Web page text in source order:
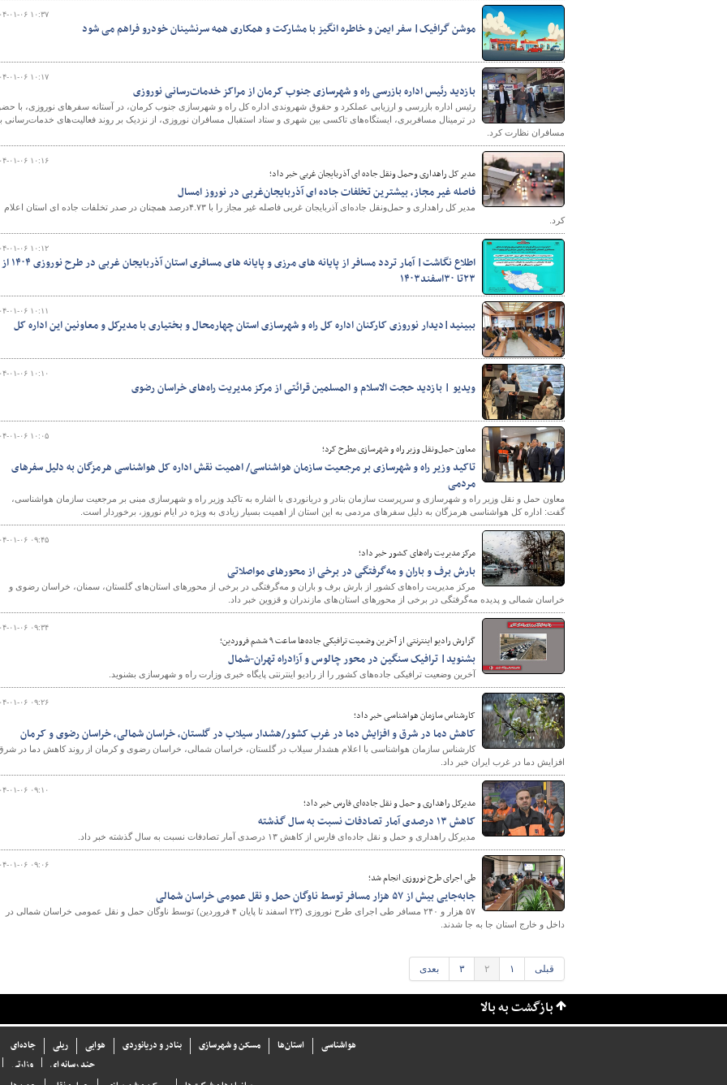
۱۴۰۴-۰۱-۰۶
موشن گرافیک| سفر ایمن و خاطره انگیز با مشارکت و همکاری همه سرنشینان خودرو فراهم می شود
۱۴۰۴-۰۱-۰۶
بازدید رئیس اداره بازرسی راه و شهرسازی جنوب کرمان از مراکز خدمات‌رسانی نوروزی
رئیس اداره بازرسی و ارزیابی عملکرد و حقوق شهروندی اداره کل راه و شهرسازی جنوب کرمان، در آستانه سفرهای نوروزی، با
در ترمینال مسافربری، ایستگاه‌های تاکسی بین شهری و ستاد استقبال مسافران نوروزی، از نزدیک بر روند فعالیت‌های خدمات‌رسانی
مسافران نظارت کرد.
۱۴۰۴-۰۱-۰۶
مدیر کل راهداری وحمل ونقل جاده ای آذربایجان غربی خبر داد؛
فاصله غیر مجاز، بیشترین تخلفات جاده ای آذربایجان‌غربی در نوروز امسال
مدیر کل راهداری و حمل‌ونقل جاده‌ای آذربایجان غربی فاصله غیر مجاز را با ۴.۷۳درصد همچنان در صدر تخلفات جاده ای استان اعلام
کرد.
۱۴۰۴-۰۱-۰۶
اطلاع نگاشت| آمار تردد مسافر از پایانه های مرزی و پایانه های مسافری استان آذربایجان غربی در طرح نوروزی ۱۴۰۴ از
۲۳تا ۳۰اسفند۱۴۰۳
۱۴۰۴-۰۱-۰۶
ببینید|دیدار نوروزی کارکنان اداره کل راه و شهرسازی استان چهارمحال و بختیاری با مدیرکل و معاونین این اداره کل
۱۴۰۴-۰۱-۰۶
ویدیو | بازدید حجت الاسلام و المسلمین قرائتی از مرکز مدیریت راه‌های خراسان رضوی
۱۴۰۴-۰۱-۰۶
معاون حمل‌ونقل وزیر راه و شهرسازی مطرح کرد؛
تاکید وزیر راه و شهرسازی بر مرجعیت سازمان هواشناسی/ اهمیت نقش اداره کل هواشناسی هرمزگان به دلیل سفرهای
مردمی
معاون حمل و نقل وزیر راه و شهرسازی و سرپرست سازمان بنادر و دریانوردی با اشاره به تاکید وزیر راه و شهرسازی مبنی بر مرجعیت سازمان هواشناسی،
گفت: اداره کل هواشناسی هرمزگان به دلیل سفرهای مردمی به این استان از اهمیت بسیار زیادی به ویژه در ایام نوروز، برخوردار است.
۱۴۰۴-۰۱-۰۶
مرکز مدیریت راه‌های کشور خبر داد؛
بارش برف و باران و مه‌گرفتگی در برخی از محورهای مواصلاتی
مرکز مدیریت راه‌های کشور از بارش برف و باران و مه‌گرفتگی در برخی از محورهای استان‌های گلستان، سمنان، خراسان رضوی و
خراسان شمالی و پدیده مه‌گرفتگی در برخی از محورهای استان‌های مازندران و قزوین خبر داد.
۱۴۰۴-۰۱-۰۶
گزارش رادیو اینترنتی از آخرین وضعیت ترافیکی جاده‌ها ساعت ۹ ششم فروردین؛
بشنوید| ترافیک سنگین در محور چالوس و آزادراه تهران-شمال
آخرین وضعیت ترافیکی جاده‌های کشور را از رادیو اینترنتی پایگاه خبری وزارت راه و شهرسازی بشنوید.
۱۴۰۴-۰۱-۰۶
کارشناس سازمان هواشناسی خبر داد؛
کاهش دما در شرق و افزایش دما در غرب کشور/هشدار سیلاب در گلستان، خراسان شمالی، خراسان رضوی و کرمان
کارشناس سازمان هواشناسی با اعلام هشدار سیلاب در گلستان، خراسان شمالی، خراسان رضوی و کرمان از روند کاهش دما در
افزایش دما در غرب ایران خبر داد.
۱۴۰۴-۰۱-۰۶
مدیرکل راهداری و حمل و نقل جاده‌ای فارس خبر داد؛
کاهش ۱۳ درصدی آمار تصادفات نسبت به سال گذشته
مدیرکل راهداری و حمل و نقل جاده‌ای فارس از کاهش ۱۳ درصدی آمار تصادفات نسبت به سال گذشته خبر داد.
۱۴۰۴-۰۱-۰۶
طی اجرای طرح نوروزی انجام شد؛
جابه‌جایی بیش از ۵۷ هزار مسافر توسط ناوگان حمل و نقل عمومی خراسان شمالی
۵۷ هزار و ۲۴۰ مسافر طی اجرای طرح نوروزی (۲۳ اسفند تا پایان ۴ فروردین) توسط ناوگان حمل و نقل عمومی خراسان شمالی در
داخل و خارج استان جا به جا شدند.
قبلی ۱ ۲ ۳ بعدی
بازگشت به بالا
جاده‌ای ریلی هوایی بنادر و دریانوردی مسکن و شهرسازی استان‌ها
هواشناسی
وزارتی
چند رسانه ای